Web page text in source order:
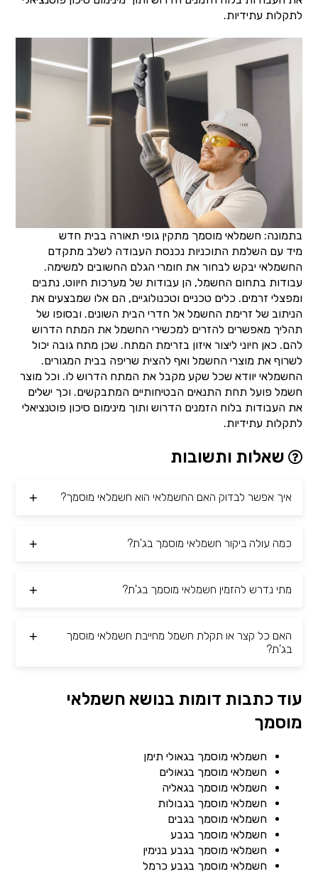
לתקלות עתידיות.
בתמונה: חשמלאי מוסמך מתקין גופי תאורה בבית חדש
מיד עם השלמת התוכניות נכנסת העבודה לשלב מתקדם
החשמלאי יבקש לבחור את חומרי הגלם החשובים למשימה.
עבודות בתחום החשמל, הן עבודות של מערכות חיווט, נתבים
ומפצלי זרמים. כלים טכניים וטכנולוגיים, הם אלו שמבצעים את
הניתוב של זרימת החשמל אל חדרי הבית השונים. ובסופו של
תהליך מאפשרים להזרים למכשירי החשמל את המתח הדרוש
להם. כאן חיוני ליצור איזון בזרימת המתח. שכן מתח גובה יכול
לשרוף את מוצרי החשמל ואף להצית שריפה בבית המגורים.
החשמלאי יוודא שכל שקע מקבל את המתח הדרוש לו. וכל מוצר
חשמל פועל תחת התנאים הבטיחותיים המתבקשים. וכך ישלים
את העבודות בלוח הזמנים הדרוש ותוך מינימום סיכון פוטנציאלי
לתקלות עתידיות.
שאלות ותשובות
איך אפשר לבדוק האם החשמלאי הוא חשמלאי מוסמך?
כמה עולה ביקור חשמלאי מוסמך בג'ת?
מתי נדרש להזמין חשמלאי מוסמך בג'ת?
האם כל קצר או תקלת חשמל מחייבת חשמלאי מוסמך
בג'ת?
עוד כתבות דומות בנושא חשמלאי
מוסמך
חשמלאי מוסמך בגאולי תימן
חשמלאי מוסמך בגאולים
חשמלאי מוסמך בגאליה
חשמלאי מוסמך בגבולות
חשמלאי מוסמך בגבים
חשמלאי מוסמך בגבע
חשמלאי מוסמך בגבע בנימין
חשמלאי מוסמך בגבע כרמל